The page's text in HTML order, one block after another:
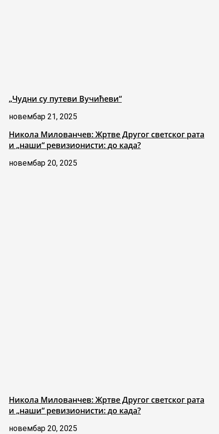
„Чудни су путеви Вучићеви“
новембар 21, 2025
Никола Милованчев: Жртве Другог светског рата
и „наши“ ревизионисти: до када?
новембар 20, 2025
Никола Милованчев: Жртве Другог светског рата
и „наши“ ревизионисти: до када?
новембар 20, 2025